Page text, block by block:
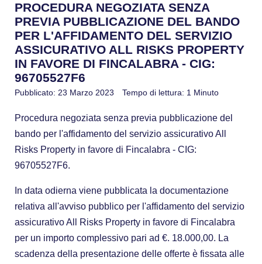
PROCEDURA NEGOZIATA SENZA
PREVIA PUBBLICAZIONE DEL BANDO
PER L'AFFIDAMENTO DEL SERVIZIO
ASSICURATIVO ALL RISKS PROPERTY
IN FAVORE DI FINCALABRA - CIG:
96705527F6
Pubblicato: 23 Marzo 2023 Tempo di lettura: 1 Minuto
Procedura negoziata senza previa pubblicazione del
bando per l'affidamento del servizio assicurativo All
Risks Property in favore di Fincalabra - CIG:
96705527F6.
In data odierna viene pubblicata la documentazione
relativa all'avviso pubblico per l'affidamento del servizio
assicurativo All Risks Property in favore di Fincalabra
per un importo complessivo pari ad €. 18.000,00. La
scadenza della presentazione delle offerte è fissata alle